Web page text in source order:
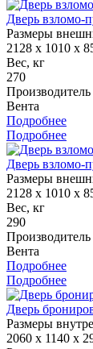
Дверь взломо-
Размеры
2128 x 1010 x
Вес, кг
270
Производитель
Вента
Подробнее
Подробнее
Дверь взломо-
Размеры
2128 x 1010 x
Вес, кг
290
Производитель
Вента
Подробнее
Подробнее
Дверь
Размеры
2060 x 1140 x